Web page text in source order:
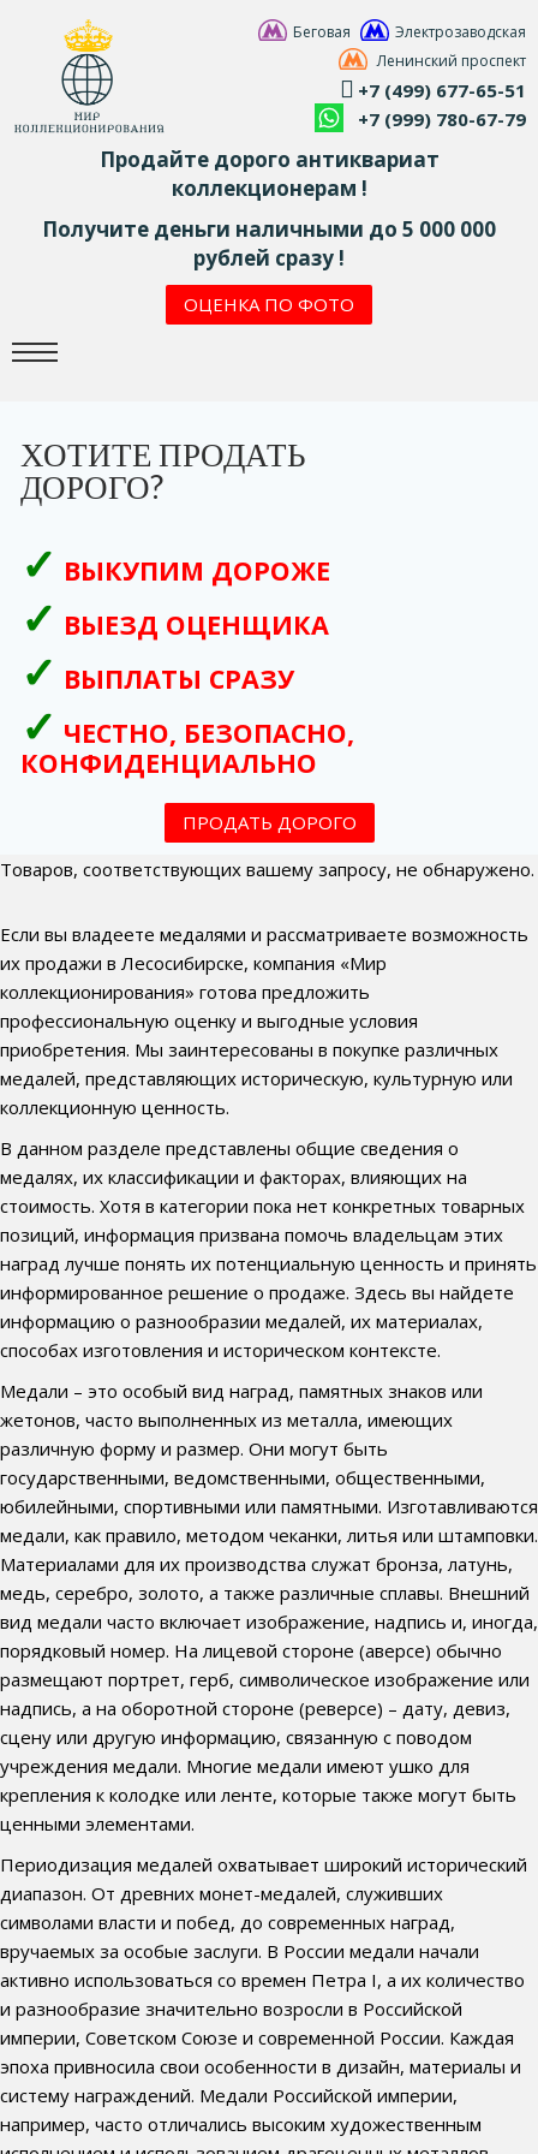
Беговая
Электрозаводская
Ленинский проспект
+7 (499) 677-65-51
+7 (999) 780-67-79
Продайте дорого антиквариат
коллекционерам !
Получите деньги наличными до 5 000 000
рублей сразу !
ОЦЕНКА ПО ФОТО
ХОТИТЕ ПРОДАТЬ
ДОРОГО?
ВЫКУПИМ ДОРОЖЕ
ВЫЕЗД ОЦЕНЩИКА
ВЫПЛАТЫ СРАЗУ
ЧЕСТНО, БЕЗОПАСНО,
КОНФИДЕНЦИАЛЬНО
ПРОДАТЬ ДОРОГО
Товаров, соответствующих вашему запросу, не обнаружено.
Если вы владеете медалями и рассматриваете возможность
их продажи в Лесосибирске, компания «Мир
коллекционирования» готова предложить
профессиональную оценку и выгодные условия
приобретения. Мы заинтересованы в покупке различных
медалей, представляющих историческую, культурную или
коллекционную ценность.
В данном разделе представлены общие сведения о
медалях, их классификации и факторах, влияющих на
стоимость. Хотя в категории пока нет конкретных товарных
позиций, информация призвана помочь владельцам этих
наград лучше понять их потенциальную ценность и принять
информированное решение о продаже. Здесь вы найдете
информацию о разнообразии медалей, их материалах,
способах изготовления и историческом контексте.
Медали – это особый вид наград, памятных знаков или
жетонов, часто выполненных из металла, имеющих
различную форму и размер. Они могут быть
государственными, ведомственными, общественными,
юбилейными, спортивными или памятными. Изготавливаются
медали, как правило, методом чеканки, литья или штамповки.
Материалами для их производства служат бронза, латунь,
медь, серебро, золото, а также различные сплавы. Внешний
вид медали часто включает изображение, надпись и, иногда,
порядковый номер. На лицевой стороне (аверсе) обычно
размещают портрет, герб, символическое изображение или
надпись, а на оборотной стороне (реверсе) – дату, девиз,
сцену или другую информацию, связанную с поводом
учреждения медали. Многие медали имеют ушко для
крепления к колодке или ленте, которые также могут быть
ценными элементами.
Периодизация медалей охватывает широкий исторический
диапазон. От древних монет-медалей, служивших
символами власти и побед, до современных наград,
вручаемых за особые заслуги. В России медали начали
активно использоваться со времен Петра I, а их количество
и разнообразие значительно возросли в Российской
империи, Советском Союзе и современной России. Каждая
эпоха привносила свои особенности в дизайн, материалы и
систему награждений. Медали Российской империи,
например, часто отличались высоким художественным